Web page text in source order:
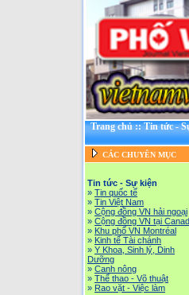
Trang chủ::Tin tức -
CÁC CHUYÊN MỤC
Tin tức - Sự kiện
» Tin quốc tế
» Tin Việt Nam
» Cộng đồng VN hải ngoại
» Cộng đồng VN tại
» Khu phố VN Montréal
» Kinh tế Tài chánh
» Y Khoa, Sinh lý, Dinh
Dưỡng
» Canh nông
» Thể thao - Võ thuật
» Rao vặt - Việc làm